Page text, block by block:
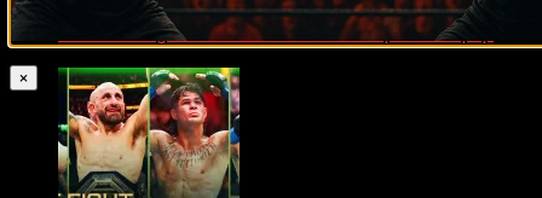
Zuffa Boxing 2 Valenzuela vs. Torres прямой эфир
31.01.2026
×